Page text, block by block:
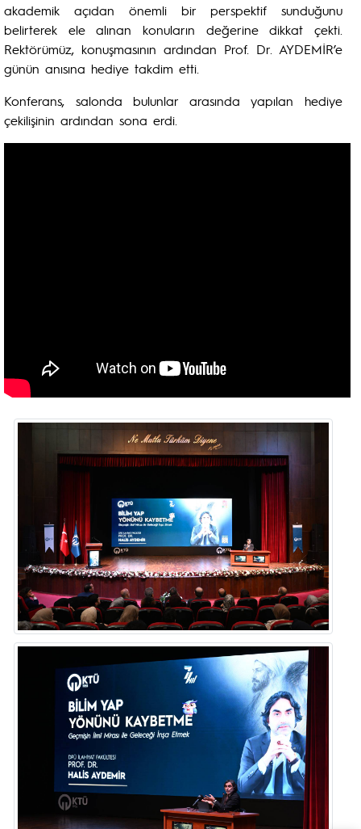
akademik açıdan önemli bir perspektif sunduğunu
belirterek ele alınan konuların değerine dikkat çekti.
Rektörümüz, konuşmasının ardından Prof. Dr. AYDEMİR’e
günün anısına hediye takdim etti.
Konferans, salonda bulunlar arasında yapılan hediye
çekilişinin ardından sona erdi.